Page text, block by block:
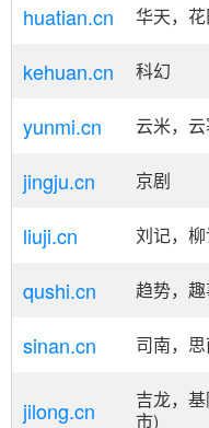
huatian.cn 华天，
kehuan.cn 科幻
yunmi.cn 云米，
jingju.cn 京剧
liuji.cn 刘记，
qushi.cn 趋势，
sinan.cn 司南，
jilong.cn
吉龙，
市)